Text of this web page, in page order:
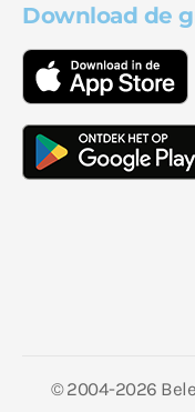
Download de
© 2004-2026